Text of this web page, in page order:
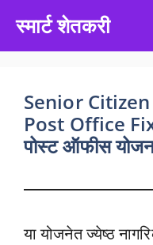
content
स्मार्ट शेतकरी
Senior
Post Office
पोस्ट ऑफीस
या योजनेत ज्येष्ठ